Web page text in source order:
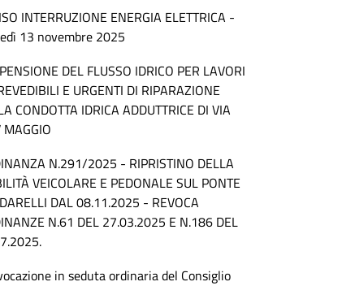
INTERRUZIONE ENERGIA ELETTRICA -
13 novembre 2025
DEL FLUSSO IDRICO PER LAVORI
E URGENTI DI RIPARAZIONE
CONDOTTA IDRICA ADDUTTRICE DI VIA
MAGGIO
N.291/2025 - RIPRISTINO DELLA
VEICOLARE E PEDONALE SUL PONTE
DAL 08.11.2025 - REVOCA
N.61 DEL 27.03.2025 E N.186 DEL
in seduta ordinaria del Consiglio